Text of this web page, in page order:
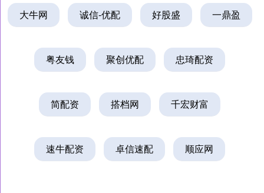
大牛网 诚信-优配 好股盛 一鼎盈
粤友钱 聚创优配 忠琦配资
简配资 搭档网 千宏财富
速牛配资 卓信速配 顺应网